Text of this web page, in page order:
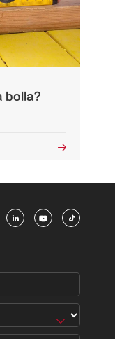
bolla?

  